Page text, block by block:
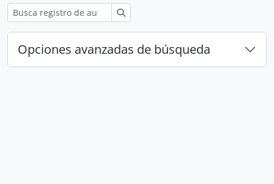
Opciones avanzadas de búsqueda